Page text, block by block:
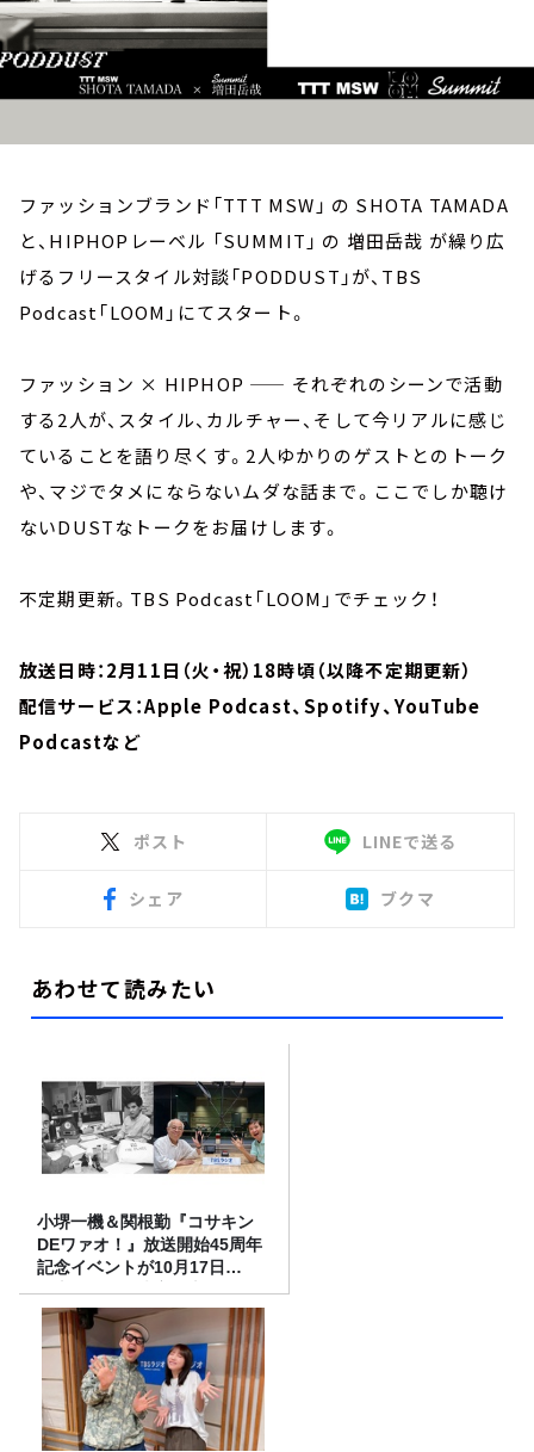
ファッションブランド「TTT MSW」 の SHOTA TAMADA
と、HIPHOPレーベル 「SUMMIT」 の 増田岳哉 が繰り広
げるフリースタイル対談「PODDUST」が、TBS
Podcast「LOOM」にてスタート。
ファッション × HIPHOP —— それぞれのシーンで活動
する2人が、スタイル、カルチャー、そして今リアルに感じ
ていることを語り尽くす。2人ゆかりのゲストとのトーク
や、マジでタメにならないムダな話まで。ここでしか聴け
ないDUSTなトークをお届けします。
不定期更新。TBS Podcast「LOOM」でチェック！
放送日時：2月11日（火・祝）18時頃（以降不定期更新）
配信サービス：Apple Podcast、Spotify、YouTube
Podcastなど
ポスト LINEで送る
シェア ブクマ
あわせて読みたい
小堺一機＆関根勤『コサキン
DEワァオ！』放送開始45周年
記念イベントが10月17日
（土）に開催決定！本日より
FC先行受付スタート！